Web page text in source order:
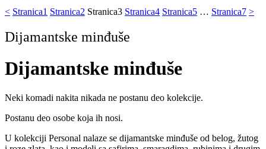
< Stranica1 Stranica2 Stranica3 Stranica4 Stranica5 … Stranica7 >
Dijamantske minđuše
Dijamantske minđuše
Neki komadi nakita nikada ne postanu deo kolekcije.
Postanu deo osobe koja ih nosi.
U kolekciji Personal nalaze se dijamantske minđuše od belog, žutog